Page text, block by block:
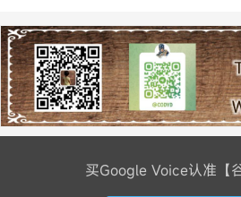
买Google Voice认准【